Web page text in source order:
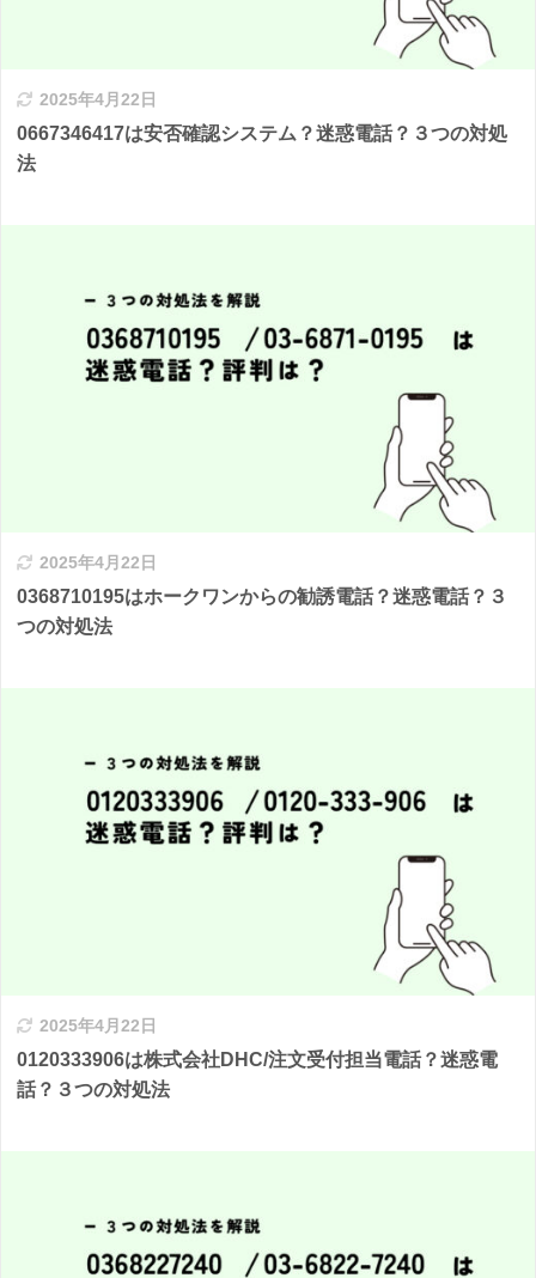
2025年4月22日
0667346417は安否確認システム？迷惑電話？３つの対処
法
2025年4月22日
0368710195はホークワンからの勧誘電話？迷惑電話？３
つの対処法
2025年4月22日
0120333906は株式会社DHC/注文受付担当電話？迷惑電
話？３つの対処法